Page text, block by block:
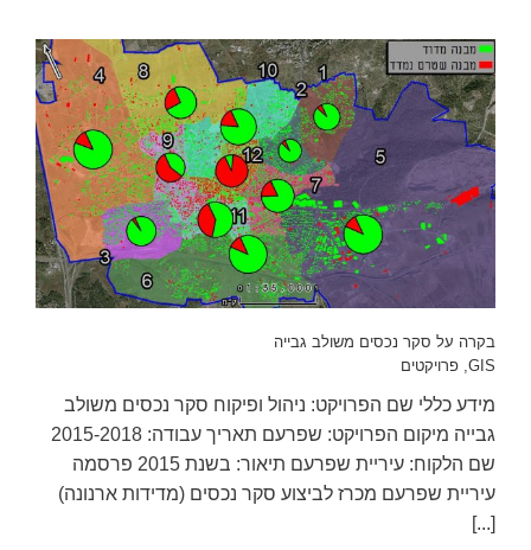
בקרה על סקר נכסים משולב גבייה
GIS פרויקטים
מידע כללי שם הפרויקט: ניהול ופיקוח סקר נכסים משולב
גבייה מיקום הפרויקט: שפרעם תאריך עבודה: 2015-2018
שם הלקוח: עיריית שפרעם תיאור: בשנת 2015 פרסמה
עיריית שפרעם מכרז לביצוע סקר נכסים (מדידות ארנונה)
[...]